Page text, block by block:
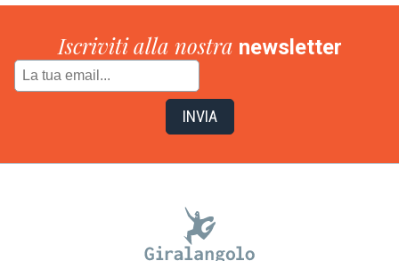
Iscriviti alla nostra newsletter